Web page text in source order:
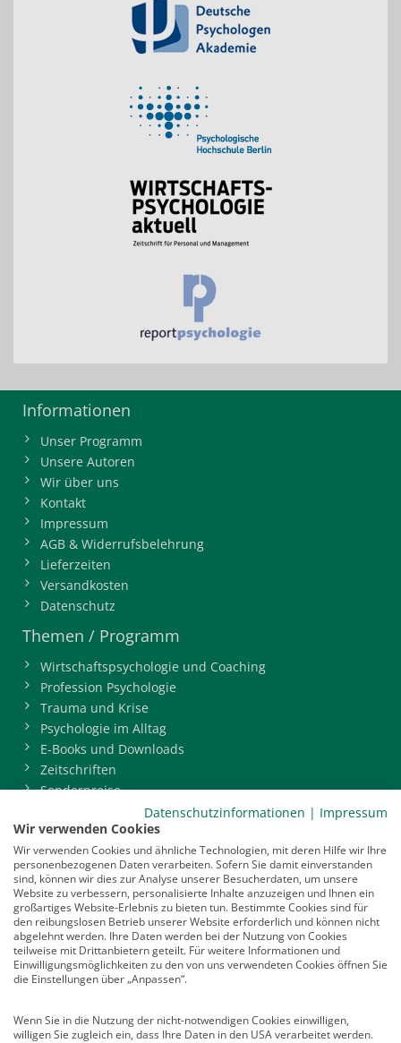
Informationen
Unser Programm
Unsere Autoren
Wir über uns
Kontakt
Impressum
AGB & Widerrufsbelehrung
Lieferzeiten
Versandkosten
Datenschutz
Themen / Programm
Wirtschaftspsychologie und Coaching
Profession Psychologie
Trauma und Krise
Psychologie im Alltag
E-Books und Downloads
Zeitschriften
Sonderpreise
BDP-Mitgliederbereich
Service
Newsletter
Mediadaten
Infocenter
Veranstaltungen
Nachrichten
Abo kündigen
Vertrag widerrufen
Datenschutzinformationen | Impressum
Wir verwenden Cookies
Wir verwenden Cookies und ähnliche Technologien, mit deren Hilfe wir Ihre
personenbezogenen Daten verarbeiten. Sofern Sie damit einverstanden
sind, können wir dies zur Analyse unserer Besucherdaten, um unsere
Website zu verbessern, personalisierte Inhalte anzuzeigen und Ihnen ein
großartiges Website-Erlebnis zu bieten tun. Bestimmte Cookies sind für
den reibungslosen Betrieb unserer Website erforderlich und können nicht
abgelehnt werden. Ihre Daten werden bei der Nutzung von Cookies
teilweise mit Drittanbietern geteilt. Für weitere Informationen und
Einwilligungsmöglichkeiten zu den von uns verwendeten Cookies öffnen Sie
die Einstellungen über „Anpassen“.
Wenn Sie in die Nutzung der nicht-notwendigen Cookies einwilligen,
willigen Sie zugleich ein, dass Ihre Daten in den USA verarbeitet werden.